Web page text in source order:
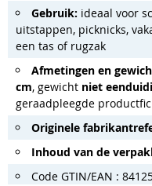
Gebruik: ideaal voor
uitstappen, picknicks,
een tas of rugzak
Afmetingen en
cm, gewicht niet
geraadpleegde
Originele
Inhoud van de
Code GTIN/EAN :